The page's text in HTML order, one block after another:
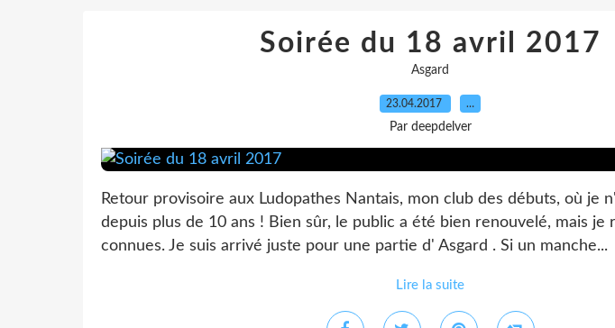
Soirée du 18 avril 2017
Asgard
23.04.2017 …
Par deepdelver
Retour provisoire aux Ludopathes Nantais, mon club des débuts, où je
depuis plus de 10 ans ! Bien sûr, le public a été bien renouvelé, mais je
connues. Je suis arrivé juste pour une partie d' Asgard . Si un manche...
Lire la suite